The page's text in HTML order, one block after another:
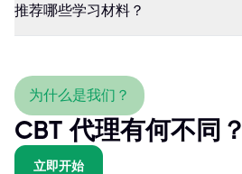
推荐哪些学习材料？
为什么是我们？
CBT 代理有何不同？
立即开始